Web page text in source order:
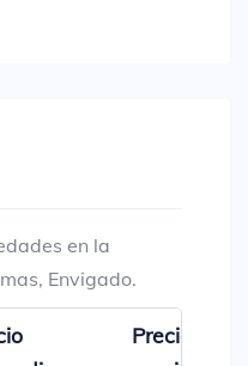
en la
Envigado.
Precio